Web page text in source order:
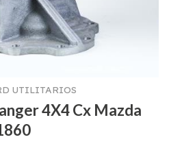
UTILITARIOS
4X4 Cx Mazda